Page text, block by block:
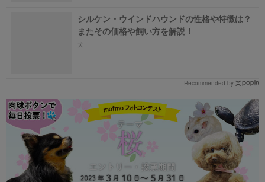
シルケン・ウインドハウンドの性格や特徴は？
またその価格や飼い方を解説！
犬
Recommended by